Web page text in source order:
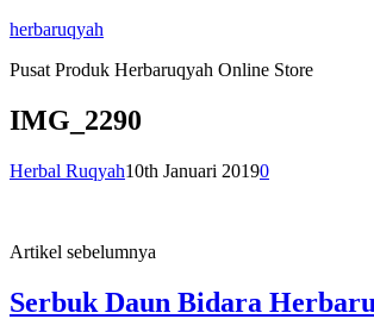
herbaruqyah
Pusat Produk Herbaruqyah Online Store
IMG_2290
Herbal Ruqyah10th Januari 20190
Artikel sebelumnya
Serbuk Daun Bidara